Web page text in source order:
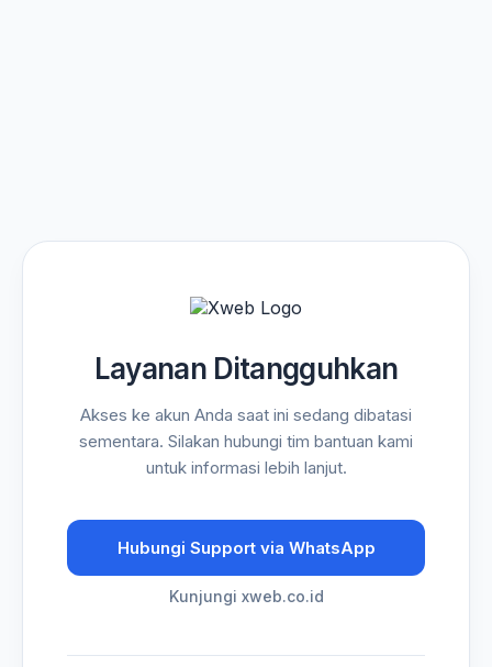
Layanan Ditangguhkan
Akses ke akun Anda saat ini sedang dibatasi
sementara. Silakan hubungi tim bantuan kami
untuk informasi lebih lanjut.
Hubungi Support via WhatsApp
Kunjungi xweb.co.id